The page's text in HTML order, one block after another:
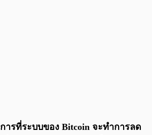
การที่ระบบของ Bitcoin จะทำการลด